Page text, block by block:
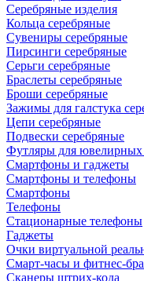
Серебряные изделия
Кольца серебряные
Сувениры серебряные
Пирсинги серебряные
Серьги серебряные
Браслеты серебряные
Броши серебряные
Зажимы для галстука
Цепи серебряные
Подвески серебряные
Футляры для
Смартфоны и гаджеты
Смартфоны и телефоны
Смартфоны
Телефоны
Стационарные телефоны
Гаджеты
Очки виртуальной
Смарт-часы и фитнес-
Сканеры штрих-кода